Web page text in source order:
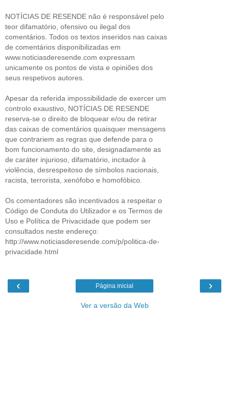
NOTÍCIAS DE RESENDE não é responsável pelo
teor difamatório, ofensivo ou ilegal dos
comentários. Todos os textos inseridos nas caixas
de comentários disponibilizadas em
www.noticiasderesende.com expressam
unicamente os pontos de vista e opiniões dos
seus respetivos autores.
Apesar da referida impossibilidade de exercer um
controlo exaustivo, NOTÍCIAS DE RESENDE
reserva-se o direito de bloquear e/ou de retirar
das caixas de comentários quaisquer mensagens
que contrariem as regras que defende para o
bom funcionamento do site, designadamente as
de caráter injurioso, difamatório, incitador à
violência, desrespeitoso de símbolos nacionais,
racista, terrorista, xenófobo e homofóbico.
Os comentadores são incentivados a respeitar o
Código de Conduta do Utilizador e os Termos de
Uso e Política de Privacidade que podem ser
consultados neste endereço:
http://www.noticiasderesende.com/p/politica-de-
privacidade.html
‹ ›
Página inicial
Ver a versão da Web